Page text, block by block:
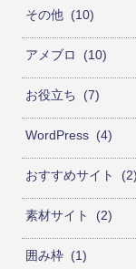
その他 10
アメブロ 10
お役立ち 7
WordPress 4
おすすめサイト 2
素材サイト 2
囲み枠 1